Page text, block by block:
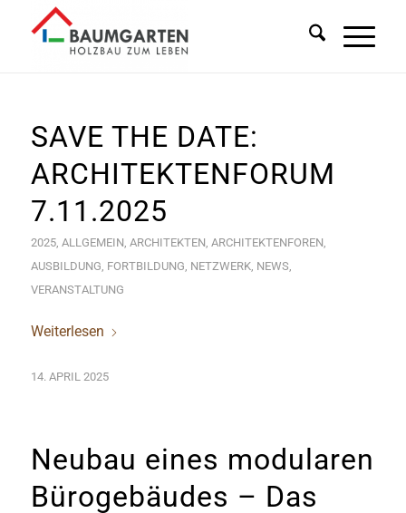
SAVE THE DATE:
ARCHITEKTENFORUM
7.11.2025
2025, ALLGEMEIN, ARCHITEKTEN, ARCHITEKTENFOREN,
AUSBILDUNG, FORTBILDUNG, NETZWERK, NEWS,
VERANSTALTUNG
Weiterlesen
14. APRIL 2025
Neubau eines modularen
Bürogebäudes – Das